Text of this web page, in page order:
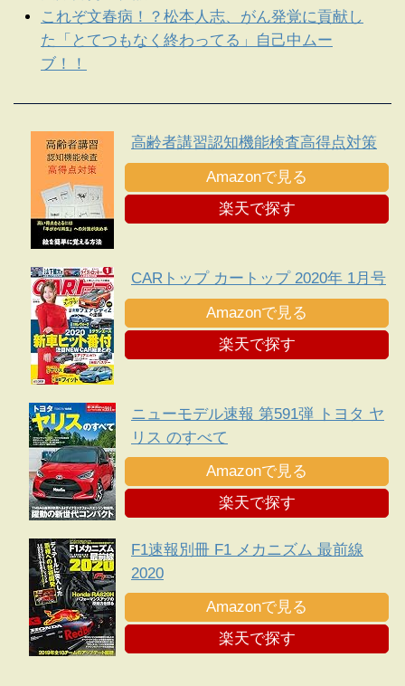
これぞ文春病！？松本人志、がん発覚に貢献し
た「とてつもなく終わってる」自己中ムー
ブ！！
高齢者講習認知機能検査高得点対策
Amazonで見る
楽天で探す
CARトップ カートップ 2020年 1月号
Amazonで見る
楽天で探す
ニューモデル速報 第591弾 トヨタ ヤ
リス のすべて
Amazonで見る
楽天で探す
F1速報別冊 F1 メカニズム 最前線
2020
Amazonで見る
楽天で探す